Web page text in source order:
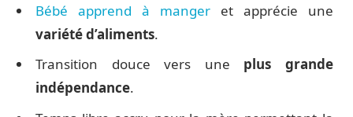
Bébé apprend à manger et apprécie une
variété d’aliments.
Transition douce vers une plus grande
indépendance.